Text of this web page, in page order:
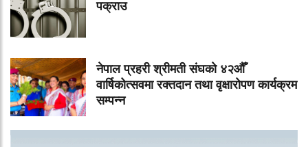
पक्राउ
नेपाल प्रहरी श्रीमती संघको ४२औँ
वार्षिकोत्सवमा रक्तदान तथा वृक्षारोपण कार्यक्रम
सम्पन्न